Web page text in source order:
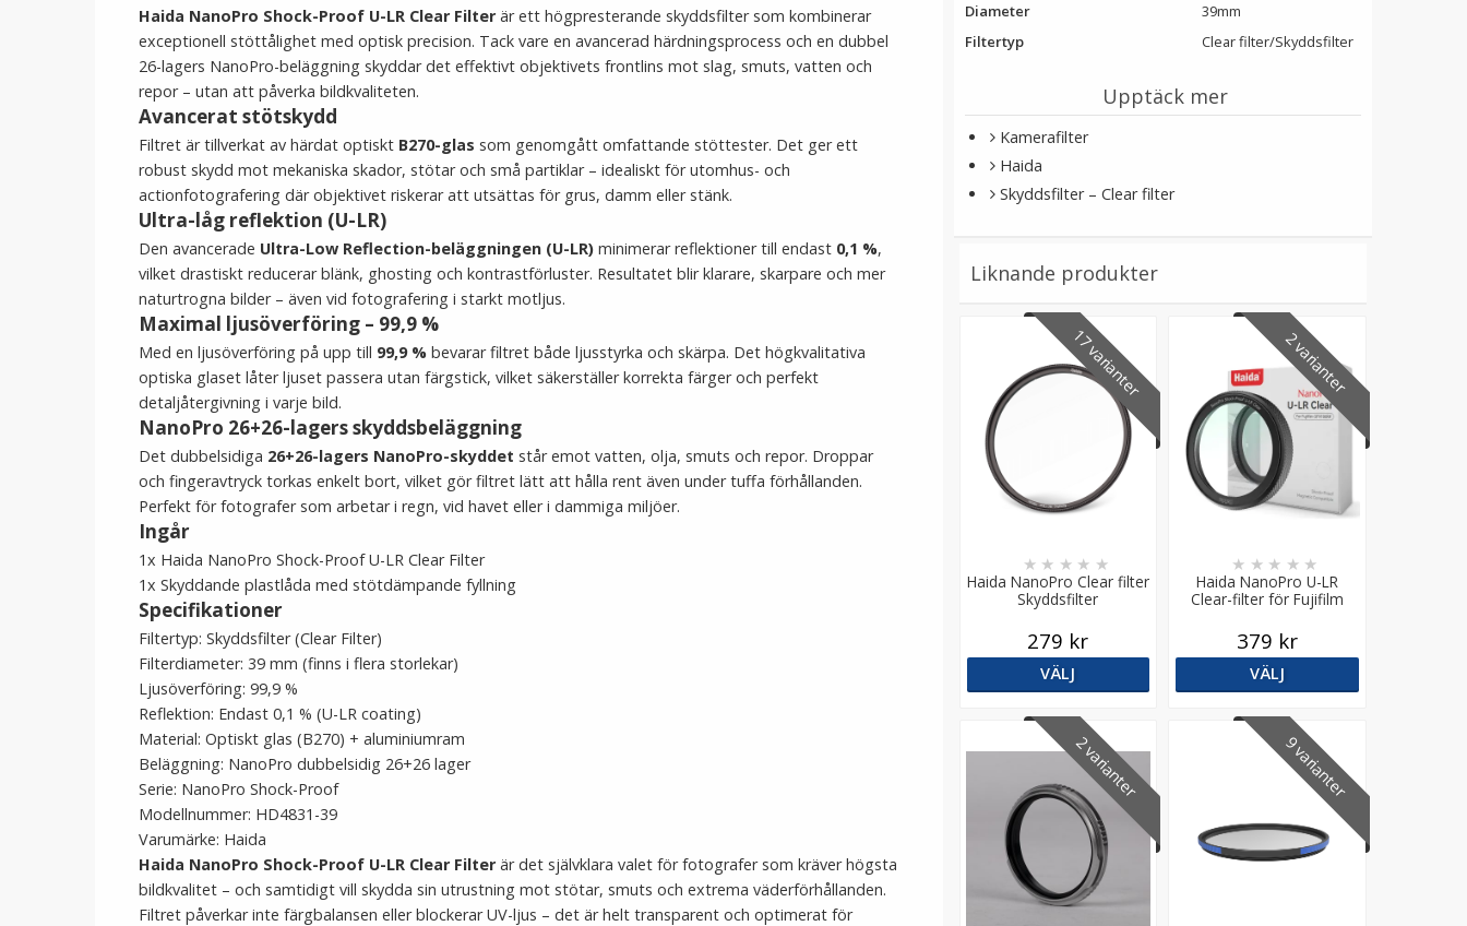
Haida NanoPro Shock-Proof U-LR Clear Filter är ett högpresterande skyddsfilter som kombinerar
exceptionell stöttålighet med optisk precision. Tack vare en avancerad härdningsprocess och en dubbel
26-lagers NanoPro-beläggning skyddar det effektivt objektivets frontlins mot slag, smuts, vatten och
repor – utan att påverka bildkvaliteten.
Avancerat stötskydd
Filtret är tillverkat av härdat optiskt B270-glas som genomgått omfattande stöttester. Det ger ett
robust skydd mot mekaniska skador, stötar och små partiklar – idealiskt för utomhus- och
actionfotografering där objektivet riskerar att utsättas för grus, damm eller stänk.
Ultra-låg reflektion (U-LR)
Den avancerade Ultra-Low Reflection-beläggningen (U-LR) minimerar reflektioner till endast 0,1 %,
vilket drastiskt reducerar blänk, ghosting och kontrastförluster. Resultatet blir klarare, skarpare och mer
naturtrogna bilder – även vid fotografering i starkt motljus.
Maximal ljusöverföring – 99,9 %
Med en ljusöverföring på upp till 99,9 % bevarar filtret både ljusstyrka och skärpa. Det högkvalitativa
optiska glaset låter ljuset passera utan färgstick, vilket säkerställer korrekta färger och perfekt
detaljåtergivning i varje bild.
NanoPro 26+26-lagers skyddsbeläggning
Det dubbelsidiga 26+26-lagers NanoPro-skyddet står emot vatten, olja, smuts och repor. Droppar
och fingeravtryck torkas enkelt bort, vilket gör filtret lätt att hålla rent även under tuffa förhållanden.
Perfekt för fotografer som arbetar i regn, vid havet eller i dammiga miljöer.
Ingår
1x Haida NanoPro Shock-Proof U-LR Clear Filter
1x Skyddande plastlåda med stötdämpande fyllning
Specifikationer
Filtertyp: Skyddsfilter (Clear Filter)
Filterdiameter: 39 mm (finns i flera storlekar)
Ljusöverföring: 99,9 %
Reflektion: Endast 0,1 % (U-LR coating)
Material: Optiskt glas (B270) + aluminiumram
Beläggning: NanoPro dubbelsidig 26+26 lager
Serie: NanoPro Shock-Proof
Modellnummer: HD4831-39
Varumärke: Haida
Haida NanoPro Shock-Proof U-LR Clear Filter är det självklara valet för fotografer som kräver högsta
bildkvalitet – och samtidigt vill skydda sin utrustning mot stötar, smuts och extrema väderförhållanden.
Filtret påverkar inte färgbalansen eller blockerar UV-ljus – det är helt transparent och optimerat för
Diameter
39mm
Filtertyp
Clear filter/Skyddsfilter
Upptäck mer
Kamerafilter
Haida
Skyddsfilter – Clear filter
Liknande produkter
17 varianter
Haida NanoPro Clear filter
Skyddsfilter
★ ★ ★ ★ ★
279 kr
VÄLJ
2 varianter
Haida NanoPro U-LR
Clear-filter för Fujifilm
GFX100RF – Ultralåga
reflexer
★ ★ ★ ★ ★
379 kr
VÄLJ
2 varianter 9 varianter